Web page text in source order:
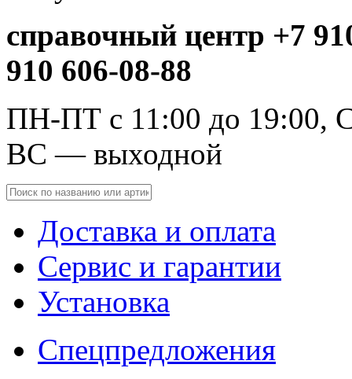
справочный центр +7
910 606-08-88
ПН-ПТ с 11:00 до 19:00,
ВС — выходной
Доставка и оплата
Сервис и гарантии
Установка
Спецпредложения